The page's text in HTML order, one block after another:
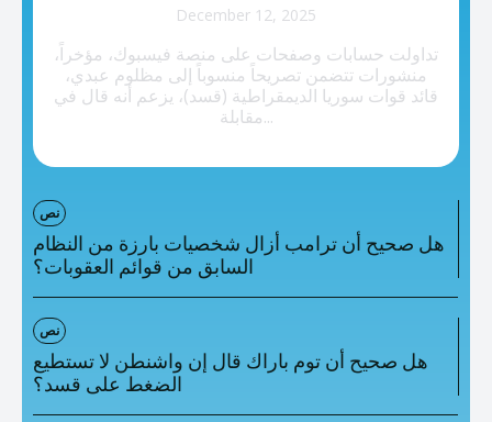
المعلومات الخاطئة
المعلومات المضللة
تحقق
December 12, 2025
تداولت حسابات وصفحات على منصة فيسبوك، مؤخراً،
منشورات تتضمن تصريحاً منسوباً إلى مظلوم عبدي،
قائد قوات سوريا الديمقراطية (قسد)، يزعم أنه قال في
مقابلة...
نص
هل صحيح أن ترامب أزال شخصيات بارزة من النظام
السابق من قوائم العقوبات؟
نص
هل صحيح أن توم باراك قال إن واشنطن لا تستطيع
الضغط على قسد؟